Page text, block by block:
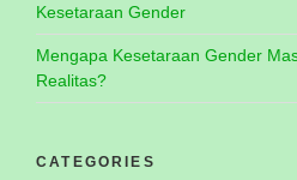
Kesetaraan Gender
Mengapa Kesetaraan Gender
Realitas?
CATEGORIES